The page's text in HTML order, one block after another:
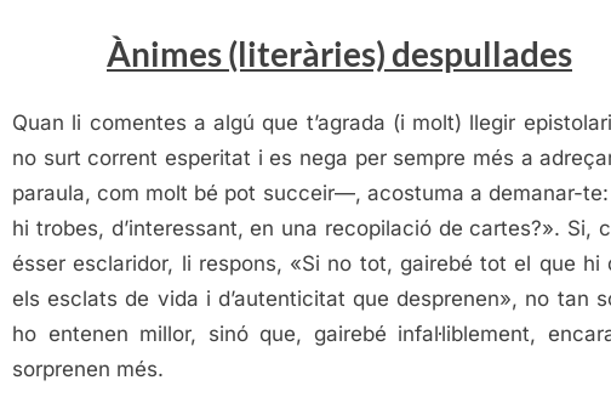
Stefan
Ànimes (literàries) despullades
Quan li comentes a algú que t’agrada (i molt) llegir
no surt corrent esperitat i es nega per sempre més a
paraula, com molt bé pot succeir—, acostuma a demanar-te:
hi trobes, d’interessant, en una recopilació de cartes?». Si,
ésser esclaridor, li respons, «Si no tot, gairebé tot el que hi
els esclats de vida i d’autenticitat que desprenen», no tan
ho entenen millor, sinó que, gairebé infal·liblement,
sorprenen més.